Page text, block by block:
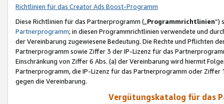
Richtlinien für das Creator Ads Boost-Programm
Diese Richtlinien für das Partnerprogramm („Programmrichtlinien“)
Partnerprogramm; in diesen Programmrichtlinien verwendete und
der Vereinbarung zugewiesene Bedeutung. Die Rechte und Pflichten
Partnerprogramm sowie Ziffer 3 der IP-Lizenz für das
Einschränkung von Ziffer 6 Abs. (a) der Vereinbarung wird hiermit
Partnerprogramm, die IP-Lizenz für das Partnerprogramm oder
gegen die Vereinbarung.
Vergütungskatalog für das